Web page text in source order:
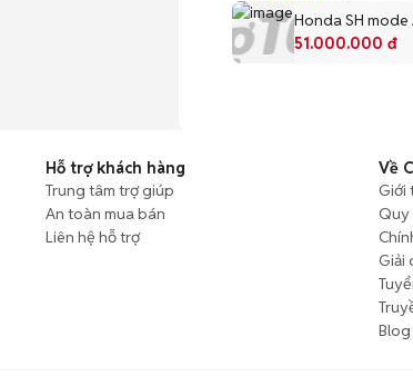
Honda SH
51.000.000 đ
Hỗ trợ khách hàng
Trung tâm trợ giúp
An toàn mua bán
Liên hệ hỗ trợ
Về
Giới
Quy
Giải
Blog